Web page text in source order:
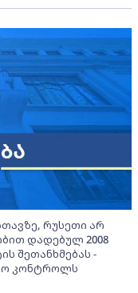
რუსეთი არ
დადებულ 2008
შეთანხმებას -
კონტროლს